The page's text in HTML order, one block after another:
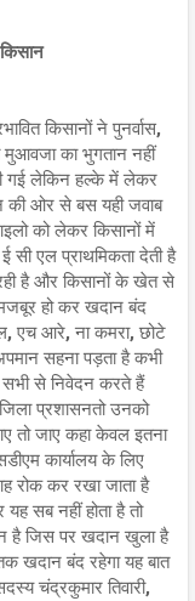
किसानों ने पुनर्वास,
मुआवजा का भुगतान नहीं
गई लेकिन हल्के में लेकर
की ओर से बस यही जवाब
को लेकर किसानों में
सी एल प्राथमिकता देती है
रही है और किसानों के खेत से
हो कर खदान बंद
एच आरे, ना कमरा, छोटे
सहना पड़ता है कभी
सभी से निवेदन करते हैं
प्रशासनतो उनको
तो जाए कहा केवल इतना
कार्यालय के लिए
रोक कर रखा जाता है
सब नहीं होता है तो
है जिस पर खदान खुला है
खदान बंद रहेगा यह बात
चंद्रकुमार तिवारी,